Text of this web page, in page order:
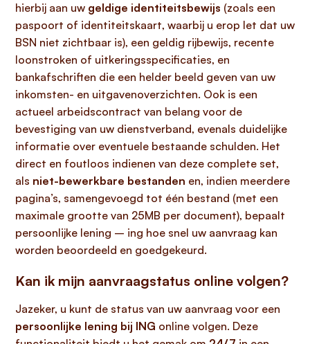
hierbij aan uw geldige identiteitsbewijs (zoals een
paspoort of identiteitskaart, waarbij u erop let dat uw
BSN niet zichtbaar is), een geldig rijbewijs, recente
loonstroken of uitkeringsspecificaties, en
bankafschriften die een helder beeld geven van uw
inkomsten- en uitgavenoverzichten. Ook is een
actueel arbeidscontract van belang voor de
bevestiging van uw dienstverband, evenals duidelijke
informatie over eventuele bestaande schulden. Het
direct en foutloos indienen van deze complete set,
als niet-bewerkbare bestanden en, indien meerdere
pagina’s, samengevoegd tot één bestand (met een
maximale grootte van 25MB per document), bepaalt
persoonlijke lening – ing hoe snel uw aanvraag kan
worden beoordeeld en goedgekeurd.
Kan ik mijn aanvraagstatus online volgen?
Jazeker, u kunt de status van uw aanvraag voor een
persoonlijke lening bij ING online volgen. Deze